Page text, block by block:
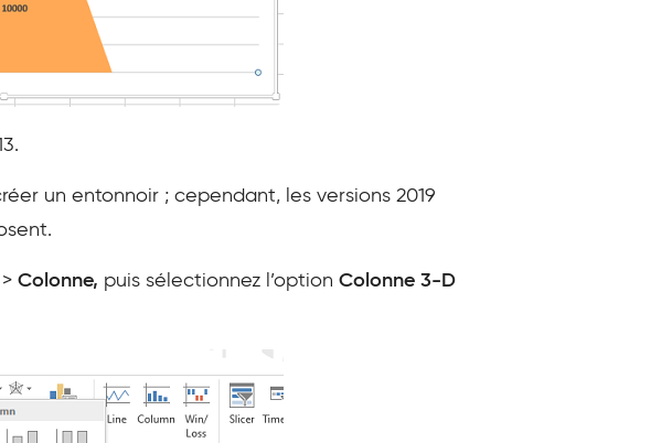
un entonnoir ; cependant, les versions 2019
> Colonne, puis sélectionnez l’option Colonne 3-D